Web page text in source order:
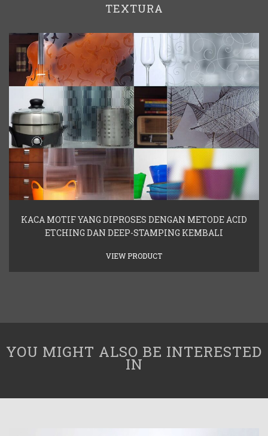
TEXTURA
KACA MOTIF YANG DIPROSES DENGAN METODE ACID
ETCHING DAN DEEP-STAMPING KEMBALI
VIEW PRODUCT
YOU MIGHT ALSO BE INTERESTED
IN